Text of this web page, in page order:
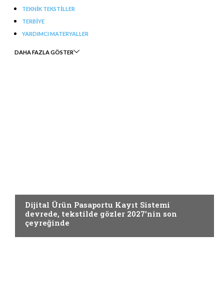
TEKNIK TEKSTILLER
TERBIYE
YARDIMCI MATERYALLER
DAHA FAZLA GÖSTER
Dijital Ürün Pasaportu Kayıt Sistemi
devrede, tekstilde gözler 2027’nin son
çeyreğinde